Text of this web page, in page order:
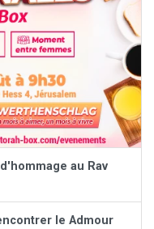
au Rav
le Admour